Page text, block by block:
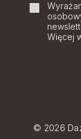
osobowych (adres e-mail) na
newslettera z
Więcej
© 2026